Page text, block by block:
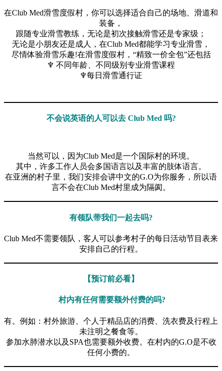
在Club Med滑雪度假村，你可以选择适合自己的场地、滑道和
装备，
跟随专业滑雪教练，无论是初次接触滑雪还是专家级；
无论是小朋友还是成人，在Club Med都能学习专业滑雪，
尽情体验滑雪乐趣!在滑雪度假村，“精致一价全包”还包括
♆ 不同年龄、不同级别专业滑雪课程
♆每日滑雪通行证
不会说英语的人可以去 Club Med 吗?
当然可以，因为Club Med是一个国际村的环境。
其中，许多工作人员会多国语言以及丰富的肢体语言。
在亚洲的村子里，我们安排会讲中文的G.O为你服务，所以语
言不会在Club Med村里成为隔阂。
有领队带我们一起去吗?
Club Med不需要领队，客人可以参考村子的每日活动节目表来
安排自己的行程。
【预订前必看】
村内有任何需要额外付费的吗?
有。例如：村外旅游、个人于精品店的消费、洗衣费及行程上
未注明之餐食等。
参加水肺潜水以及SPA也需要额外收费。在村内的G.O是不收
任何小费的。